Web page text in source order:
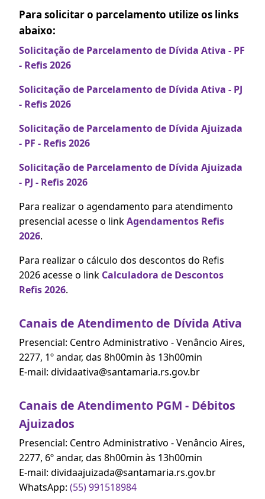
Para solicitar o parcelamento utilize os links
abaixo:
Solicitação de Parcelamento de Dívida Ativa - PF
- Refis 2026
Solicitação de Parcelamento de Dívida Ativa - PJ
- Refis 2026
Solicitação de Parcelamento de Dívida Ajuizada
- PF - Refis 2026
Solicitação de Parcelamento de Dívida Ajuizada
- PJ - Refis 2026
Para realizar o agendamento para atendimento
presencial acesse o linkAgendamentos Refis
2026.
Para realizar o cálculo dos descontos do Refis
2026 acesse o link Calculadora de Descontos
Refis 2026.
Canais de Atendimento de Dívida Ativa
Presencial: Centro Administrativo - Venâncio Aires,
2277, 1º andar, das 8h00min às 13h00min
E-mail: dividaativa@santamaria.rs.gov.br
Canais de Atendimento PGM - Débitos
Ajuizados
Presencial: Centro Administrativo - Venâncio Aires,
2277, 6º andar, das 8h00min às 13h00min
E-mail: dividaajuizada@santamaria.rs.gov.br
WhatsApp: (55) 991518984